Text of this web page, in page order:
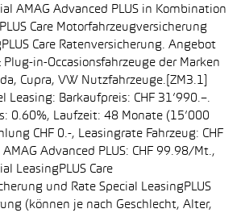
AMAG Advanced PLUS in Kombination
Care Motorfahrzeugversicherung
Care Ratenversicherung. Angebot
in-Occasionsfahrzeuge der Marken
Cupra, VW Nutzfahrzeuge.[ZM3.1]
Leasing: Barkaufpreis: CHF 31’990.–.
0.60%, Laufzeit: 48 Monate (15’000
CHF 0.-, Leasingrate Fahrzeug: CHF
Advanced PLUS: CHF 99.98/Mt.,
LeasingPLUS Care
und Rate Special LeasingPLUS
(können je nach Geschlecht, Alter,